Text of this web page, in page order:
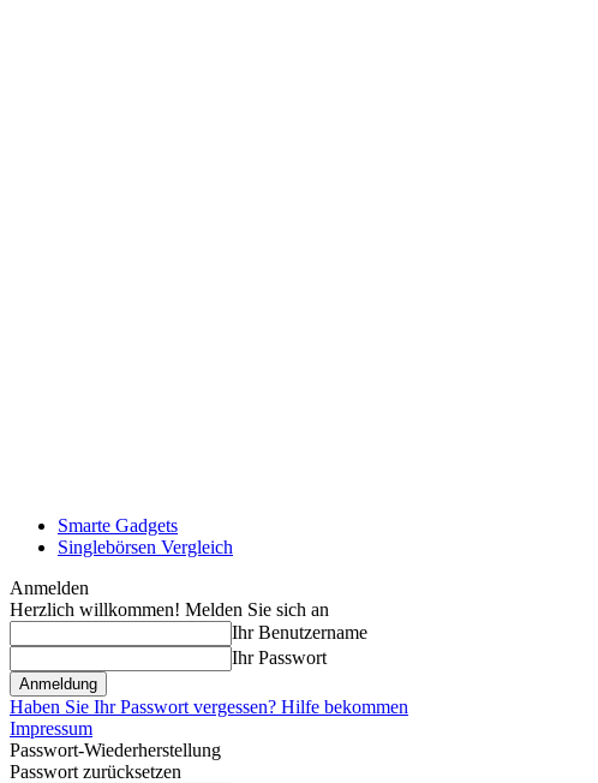
Smarte Gadgets
Singlebörsen Vergleich
Anmelden
Herzlich willkommen! Melden Sie sich an
Ihr Benutzername
Ihr Passwort
Haben Sie Ihr Passwort vergessen? Hilfe bekommen
Impressum
Passwort-Wiederherstellung
Passwort zurücksetzen